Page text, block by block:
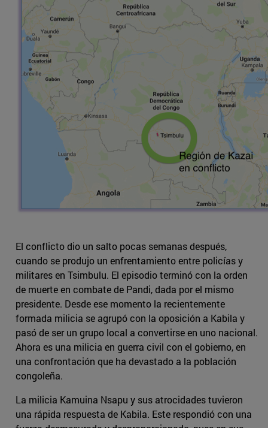
El conflicto dio un salto pocas semanas después,
cuando se produjo un enfrentamiento entre policías y
militares en Tsimbulu. El episodio terminó con la orden
de muerte en combate de Pandi, dada por el mismo
presidente. Desde ese momento la recientemente
formada milicia se agrupó con la oposición a Kabila y
pasó de ser un grupo local a convertirse en uno nacional.
Ahora es una milicia en guerra civil con el gobierno, en
una confrontación que ha devastado a la población
congoleña.
La milicia Kamuina Nsapu y sus atrocidades tuvieron
una rápida respuesta de Kabila. Este respondió con una